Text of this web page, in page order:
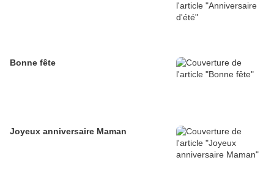
Bonne fête
Joyeux anniversaire Maman